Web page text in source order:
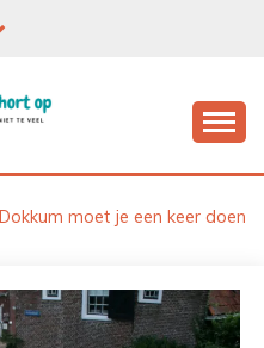
Dokkum moet je een keer doen